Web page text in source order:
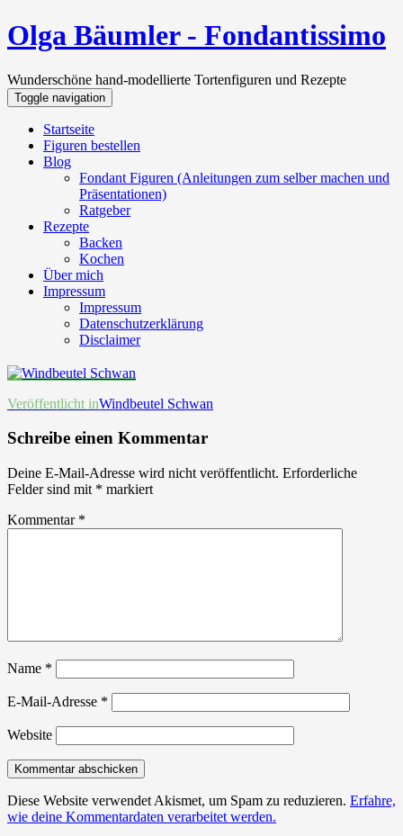
Olga Bäumler - Fondantissimo
Wunderschöne hand-modellierte Tortenfiguren und Rezepte
Toggle navigation
Startseite
Figuren bestellen
Blog
Fondant Figuren (Anleitungen zum selber machen und
Präsentationen)
Ratgeber
Rezepte
Backen
Kochen
Über mich
Impressum
Impressum
Datenschutzerklärung
Disclaimer
Beitrags-
Veröffentlicht inWindbeutel Schwan
Schreibe einen Kommentar
Deine E-Mail-Adresse wird nicht veröffentlicht. Erforderliche
Felder sind mit * markiert
Kommentar *
Name *
E-Mail-Adresse *
Website
Diese Website verwendet Akismet, um Spam zu reduzieren. Erfahre,
wie deine Kommentardaten verarbeitet werden.